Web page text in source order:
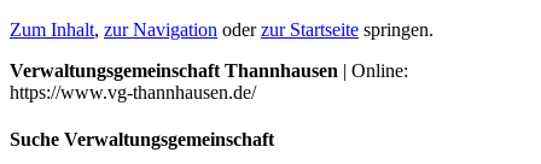
Zum Inhalt, zur Navigation oderzur Startseite springen.
Verwaltungsgemeinschaft Thannhausen | Online:
https://www.vg-thannhausen.de/
Suche Verwaltungsgemeinschaft